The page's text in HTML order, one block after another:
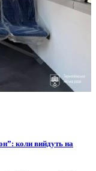
коли вийдуть на